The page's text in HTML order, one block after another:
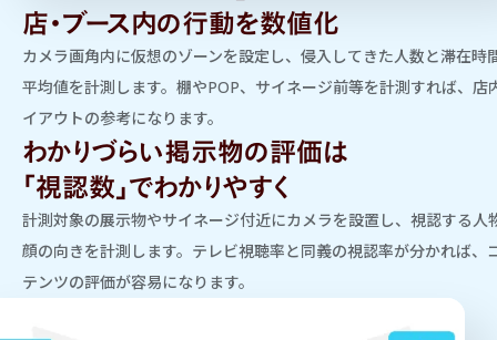
店・ブース内の行動を数値化
カメラ画角内に仮想のゾーンを設定し、侵入してきた人数と滞在時
平均値を計測します。棚やPOP、サイネージ前等を計測すれば、店
イアウトの参考になります。
わかりづらい掲示物の評価は
「視認数」でわかりやすく
計測対象の展示物やサイネージ付近にカメラを設置し、視認する人
顔の向きを計測します。テレビ視聴率と同義の視認率が分かれば、
テンツの評価が容易になります。